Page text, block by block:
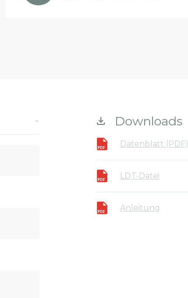
Downloads
Datenblatt (PDF)
LDT-Datei
Anleitung